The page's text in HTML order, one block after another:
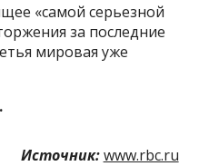
«самой серьезной
за последние
мировая уже
Источник: www.rbc.ru